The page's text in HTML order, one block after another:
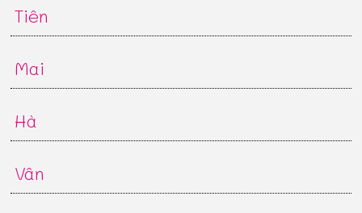
Tiên
Mai
Hà
Vân